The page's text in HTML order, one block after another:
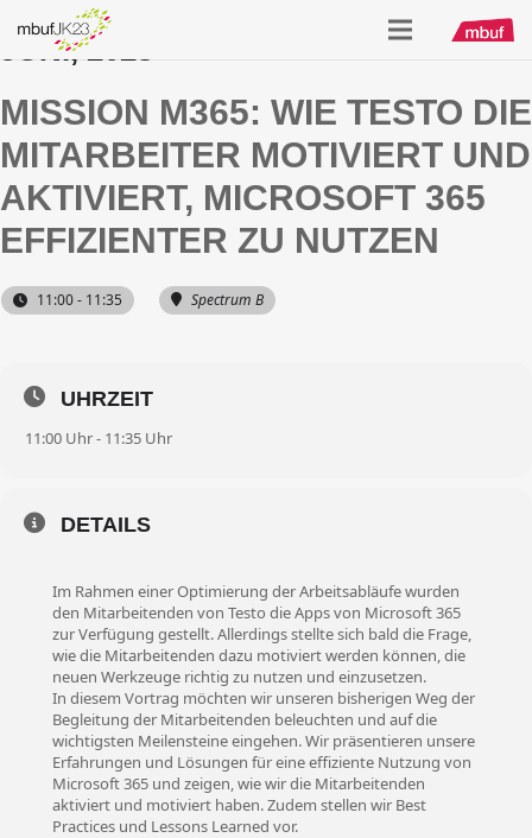
JUNI, 2023
MISSION M365: WIE TESTO DIE
MITARBEITER MOTIVIERT UND
AKTIVIERT, MICROSOFT 365
EFFIZIENTER ZU NUTZEN
11:00 - 11:35 Spectrum B
UHRZEIT
11:00 Uhr - 11:35 Uhr
DETAILS
Im Rahmen einer Optimierung der Arbeitsabläufe wurden
den Mitarbeitenden von Testo die Apps von Microsoft 365
zur Verfügung gestellt. Allerdings stellte sich bald die Frage,
wie die Mitarbeitenden dazu motiviert werden können, die
neuen Werkzeuge richtig zu nutzen und einzusetzen.
In diesem Vortrag möchten wir unseren bisherigen Weg der
Begleitung der Mitarbeitenden beleuchten und auf die
wichtigsten Meilensteine eingehen. Wir präsentieren unsere
Erfahrungen und Lösungen für eine effiziente Nutzung von
Microsoft 365 und zeigen, wie wir die Mitarbeitenden
aktiviert und motiviert haben. Zudem stellen wir Best
Practices und Lessons Learned vor.